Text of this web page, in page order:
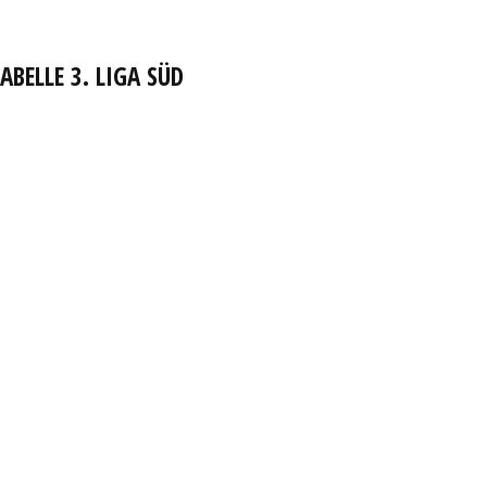
3. LIGA SÜD